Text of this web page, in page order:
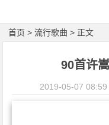
首页 >流行歌曲 > 正文
90首许
2019-05-07 08:59